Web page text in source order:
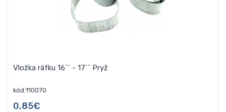
Vložka ráfku 16´´ - 17´´ Pryž
kód:110070
0,85€